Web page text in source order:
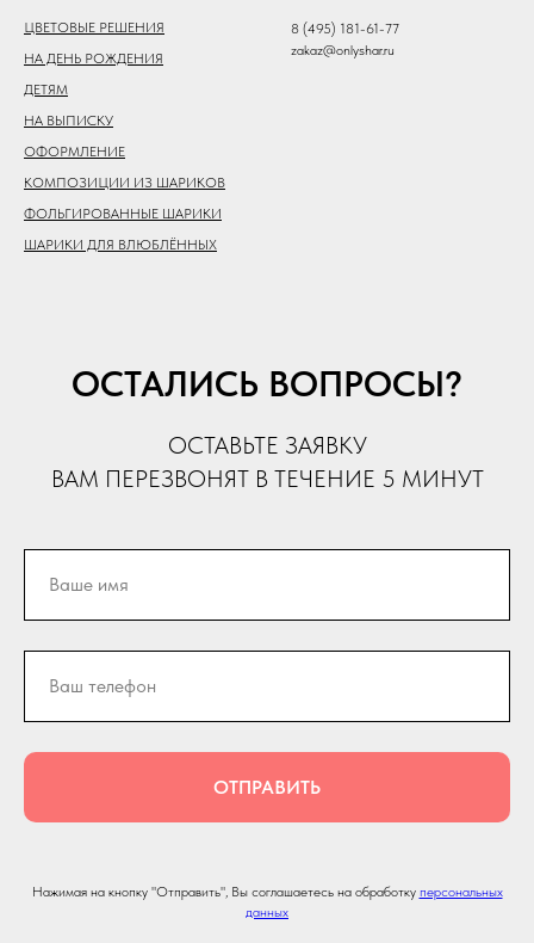
ЦВЕТОВЫЕ РЕШЕНИЯ
НА ДЕНЬ РОЖДЕНИЯ
ДЕТЯМ
НА ВЫПИСКУ
ОФОРМЛЕНИЕ
КОМПОЗИЦИИ ИЗ ШАРИКОВ
ФОЛЬГИРОВАННЫЕ ШАРИКИ
ШАРИКИ ДЛЯ ВЛЮБЛЁННЫХ
8 (495) 181-61-77
zakaz@onlyshar.ru
ОСТАЛИСЬ ВОПРОСЫ?
ОСТАВЬТЕ ЗАЯВКУ
ВАМ ПЕРЕЗВОНЯТ В ТЕЧЕНИЕ 5 МИНУТ
ОТПРАВИТЬ
Нажимая на кнопку "Отправить", Вы соглашаетесь на обработку персональных
данных